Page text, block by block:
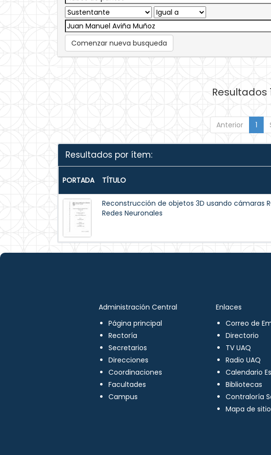
Comenzar nueva busqueda
Resultados
Anterior 1
Resultados por ítem:
PORTADA TÍTULO
Reconstrucción de objetos 3D usando cámaras
Redes Neuronales
Administración Central
Página principal
Rectoría
Secretarios
Direcciones
Coordinaciones
Facultades
Campus
Enlaces
Correo de
Directorio
TV UAQ
Radio UAQ
Calendario
Bibliotecas
Contraloría
Mapa de sitio